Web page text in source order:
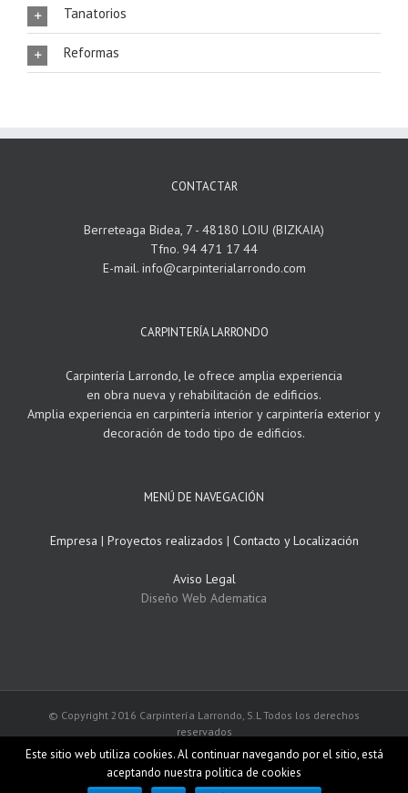
Tanatorios
Reformas
CONTACTAR
Berreteaga Bidea, 7 - 48180 LOIU (BIZKAIA)
Tfno. 94 471 17 44
E-mail. info@carpinterialarrondo.com
CARPINTERÍA LARRONDO
Carpintería Larrondo, le ofrece amplia experiencia
en obra nueva y rehabilitación de edificios.
Amplia experiencia en carpintería interior y carpintería exterior y
decoración de todo tipo de edificios.
MENÚ DE NAVEGACIÓN
Empresa | Proyectos realizados | Contacto y Localización
Aviso Legal
Diseño Web Adematica
© Copyright 2016 Carpintería Larrondo, S.L Todos los derechos
reservados
Facebook
Este sitio web utiliza cookies. Al continuar navegando por el sitio, está
aceptando nuestra politica de cookies